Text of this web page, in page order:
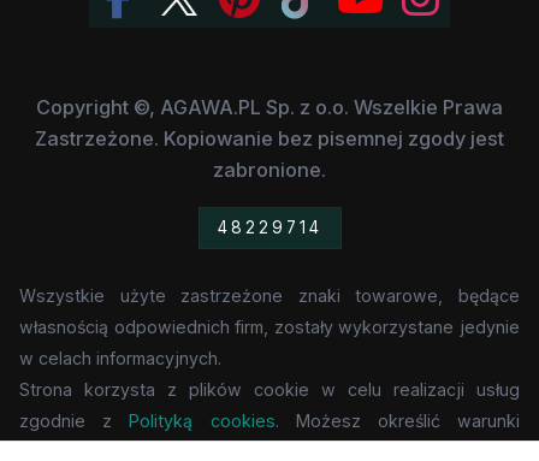
Copyright ©, AGAWA.PL Sp. z o.o. Wszelkie Prawa
Zastrzeżone. Kopiowanie bez pisemnej zgody jest
zabronione.
48229714
Wszystkie użyte zastrzeżone znaki towarowe, będące
własnością odpowiednich firm, zostały wykorzystane jedynie
w celach informacyjnych.
Strona korzysta z plików cookie w celu realizacji usług
zgodnie zPolityką cookies. Możesz określić warunki